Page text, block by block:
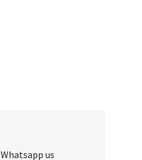
Whatsapp us